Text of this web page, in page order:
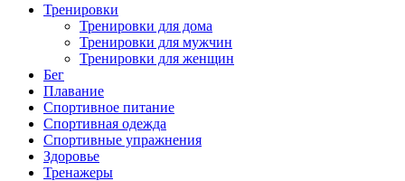
Тренировки
Тренировки для дома
Тренировки для мужчин
Тренировки для женщин
Бег
Плавание
Спортивное питание
Спортивная одежда
Спортивные упражнения
Здоровье
Тренажеры